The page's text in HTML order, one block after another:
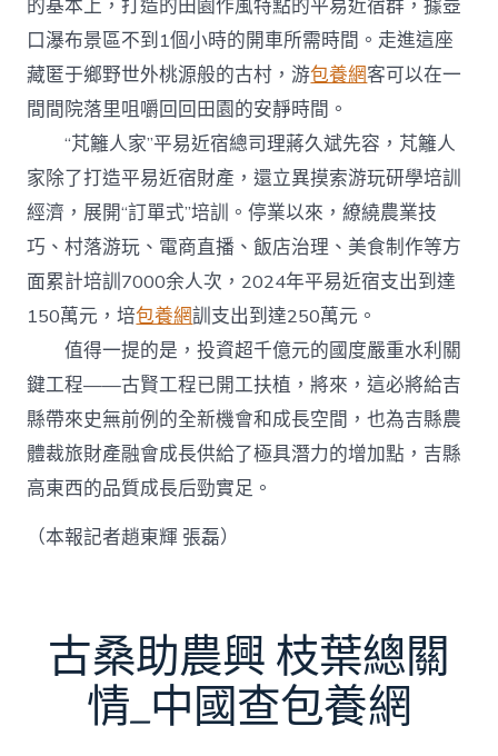
的基本上，打造的田園作風特點的平易近宿群，據壺
口瀑布景區不到1個小時的開車所需時間。走進這座
藏匿于鄉野世外桃源般的古村，游包養網客可以在一
間間院落里咀嚼回回田園的安靜時間。
“芃籬人家”平易近宿總司理蔣久斌先容，芃籬人
家除了打造平易近宿財產，還立異摸索游玩研學培訓
經濟，展開“訂單式”培訓。停業以來，繚繞農業技
巧、村落游玩、電商直播、飯店治理、美食制作等方
面累計培訓7000余人次，2024年平易近宿支出到達
150萬元，培包養網訓支出到達250萬元。
值得一提的是，投資超千億元的國度嚴重水利關
鍵工程——古賢工程已開工扶植，將來，這必將給吉
縣帶來史無前例的全新機會和成長空間，也為吉縣農
體裁旅財產融會成長供給了極具潛力的增加點，吉縣
高東西的品質成長后勁實足。
（本報記者趙東輝 張磊）
古桑助農興 枝葉總關
情_中國查包養網